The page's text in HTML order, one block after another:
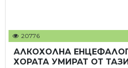
20776
АЛКОХОЛНА
ХОРАТА УМИРАТ ОТ